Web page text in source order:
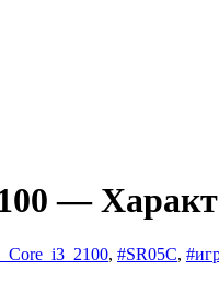
—
, #SR05C,